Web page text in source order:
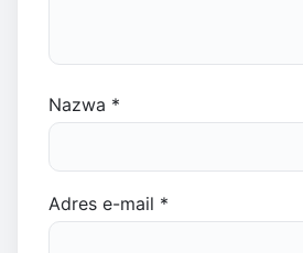
Nazwa *
Adres e-mail *